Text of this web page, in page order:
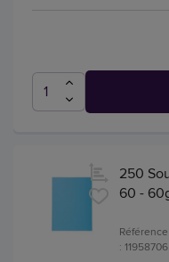
250
60 -
Référence
: 11958706